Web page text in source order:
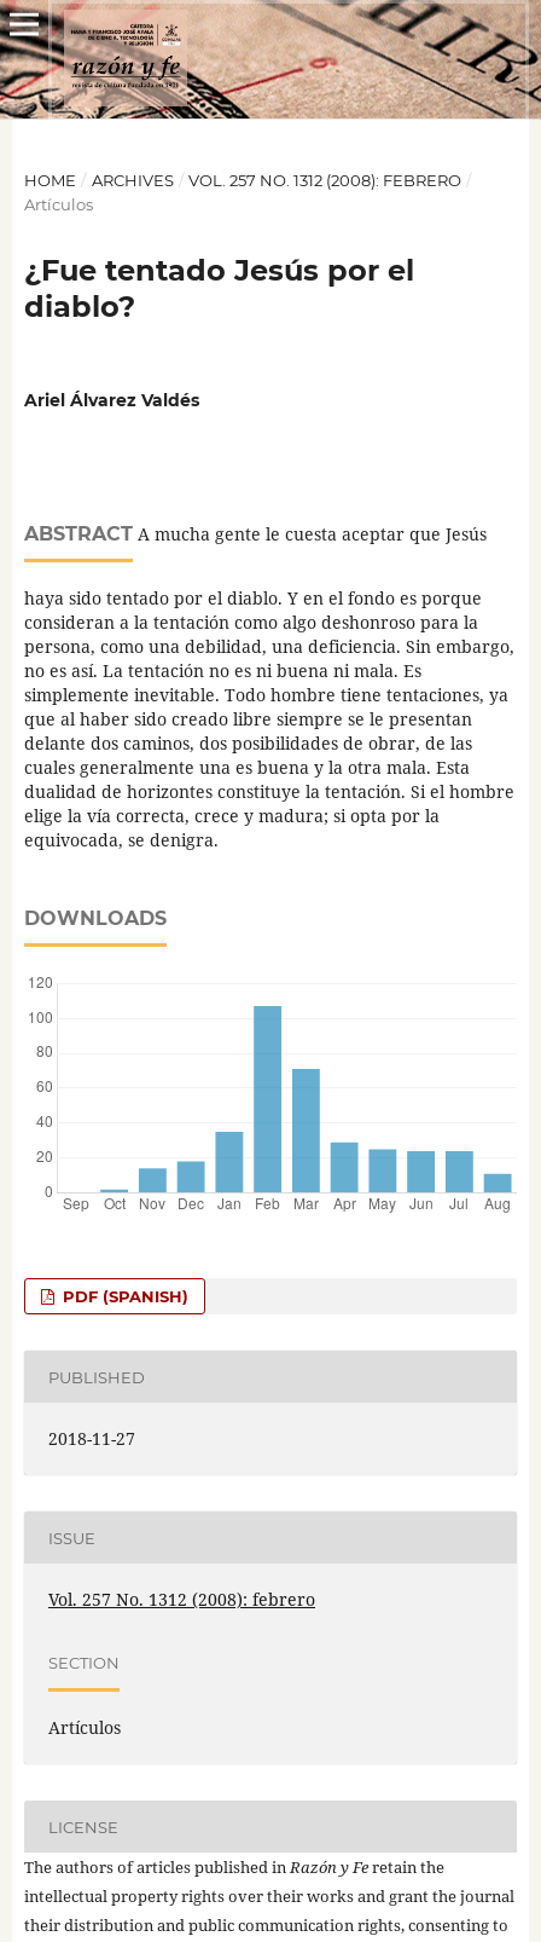
HOME / ARCHIVES / VOL. 257 NO. 1312 (2008): FEBRERO /
Artículos
¿Fue tentado Jesús por el
diablo?
Ariel Álvarez Valdés
ABSTRACTA mucha gente le cuesta aceptar que Jesús
haya sido tentado por el diablo. Y en el fondo es porque
consideran a la tentación como algo deshonroso para la
persona, como una debilidad, una deficiencia. Sin embargo,
no es así. La tentación no es ni buena ni mala. Es
simplemente inevitable. Todo hombre tiene tentaciones, ya
que al haber sido creado libre siempre se le presentan
delante dos caminos, dos posibilidades de obrar, de las
cuales generalmente una es buena y la otra mala. Esta
dualidad de horizontes constituye la tentación. Si el hombre
elige la vía correcta, crece y madura; si opta por la
equivocada, se denigra.
DOWNLOADS
PDF (SPANISH)
PUBLISHED
2018-11-27
ISSUE
Vol. 257 No. 1312 (2008): febrero
SECTION
Artículos
LICENSE
The authors of articles published inRazón y Feretain the
intellectual property rights over their works and grant the journal
their distribution and public communication rights, consenting to